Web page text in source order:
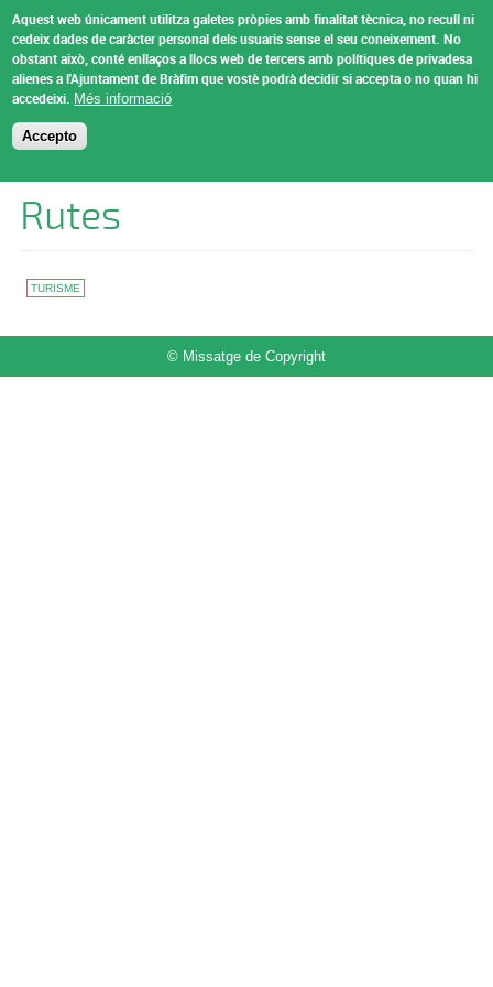
Aquest web únicament utilitza galetes pròpies amb finalitat tècnica, no recull ni
cedeix dades de caràcter personal dels usuaris sense el seu coneixement.No
obstant això, conté enllaços a llocs web de tercers amb polítiques de privadesa
alienes a l'Ajuntament de Bràfim que vostè podrà decidir si accepta o no quan hi
accedeixi. Més informació
Accepto
Vés al contingut
Ajuntament de
Bràfim
Esteu aquí
Rutes
TURISME
© Missatge de Copyright
Menu